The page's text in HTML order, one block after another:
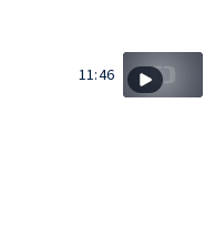
11:46